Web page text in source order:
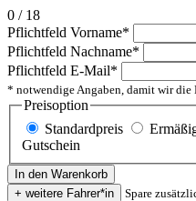
0 / 18
Pflichtfeld Vorname*
Pflichtfeld Nachname*
Pflichtfeld E-Mail*
* notwendige Angaben, damit wir
Preisoption
Standardpreis
Gutschein
Spare